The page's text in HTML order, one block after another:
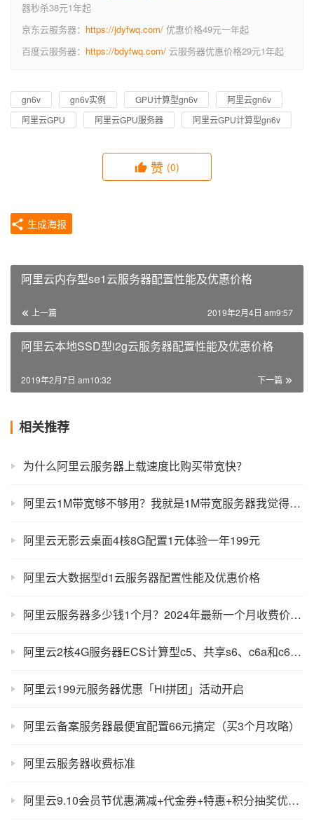
器秒杀38元1年起
京东云服务器： https://jdyfwq.com/ 优惠价格49元一年起
百度云服务器： https://bdyfwq.com/ 云服务器优惠价格29元1年起
gn6v gn6v实例 GPU计算型gn6v
阿里云gn6v
阿里云GPU
阿里云GPU服务器 阿里云GPU计算型gn6v
赞 (0)
生成海报
阿里云内存型se1云服务器配置性能及优惠价格
上一篇 2019年2月4日 am9:57
阿里云本地SSD型i2g云服务器配置性能及优惠价格
下一篇
2019年2月7日 am10:32
相关推荐
为什么阿里云服务器上载速度比购买带宽快？
阿里云1M带宽够不够用？我就是1M带宽服务器我觉得够用
阿里云无影云桌面4核8G配置1元体验一年199元
阿里云大数据型d1云服务器配置性能及优惠价格
阿里云服务器多少钱1个月？2024年最新一个月收费价格表
阿里云2核4G服务器ECS计算型c5、共享s6、c6a和c6e性能区别？价格差好多
阿里云199元服务器优惠「Hi拼团」活动开启
阿里云备案服务器最便宜配置66元搞定（买3个月攻略）
阿里云服务器收费标准
阿里云9.10会员节优惠满减+代金券+特惠+积分抽奖优惠来袭